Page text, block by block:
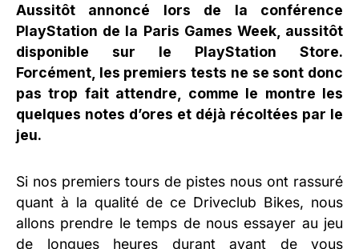
Aussitôt annoncé lors de la conférence
PlayStation de la Paris Games Week, aussitôt
disponible sur le PlayStation Store.
Forcément, les premiers tests ne se sont donc
pas trop fait attendre, comme le montre les
quelques notes d’ores et déjà récoltées par le
jeu.
Si nos premiers tours de pistes nous ont rassuré
quant à la qualité de ce Driveclub Bikes, nous
allons prendre le temps de nous essayer au jeu
de longues heures durant avant de vous